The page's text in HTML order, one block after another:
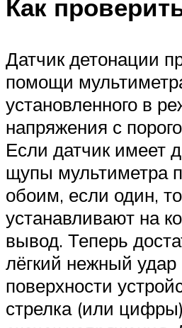
Как
Датчик детонации
помощи
установленного в
напряжения с
Если датчик имеет
щупы мультиметра
обоим, если один,
устанавливают на
вывод. Теперь
лёгкий нежный удар
поверхности
стрелка (или